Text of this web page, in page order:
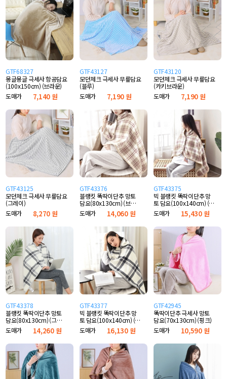
GTF68327
몽글몽글 극세사 항공담요
(100x150cm) (브라운)
도매가
7,140 원
GTF43127
모던체크 극세사 무릎담요
(블루)
도매가
7,190 원
GTF43120
모던체크 극세사 무릎담요
(카키브라운)
도매가
7,190 원
GTF43125
모던체크 극세사 무릎담요
(그레이)
도매가
8,270 원
GTF43376
블랭킷 똑딱이단추 망토
담요(80x130cm) (브라
운+레드)
도매가 14,060 원
GTF43375
빅 블랭킷 똑딱이단추 망
토 담요(100x140cm) (브
라운+레드)
도매가 15,430 원
GTF43378
블랭킷 똑딱이단추 망토
담요(80x130cm) (그레
이)
도매가 14,260 원
GTF43377
빅 블랭킷 똑딱이단추 망
토 담요(100x140cm) (그
레이)
도매가 16,130 원
GTF42945
똑딱이단추 극세사 망토
담요(70x130cm) (핑크)
도매가
10,590 원